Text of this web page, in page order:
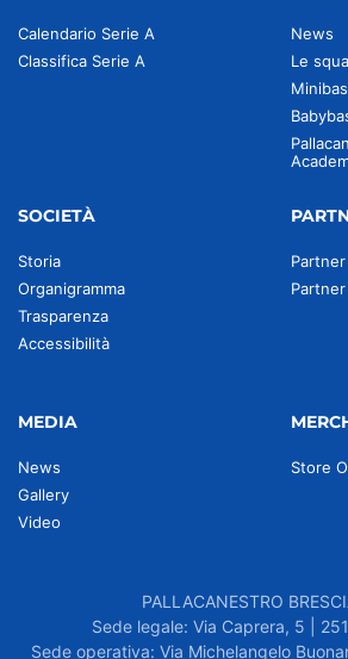
Calendario Serie A
Classifica Serie A
News
Le
SOCIETÀ
Storia
Organigramma
Trasparenza
Accessibilità
MEDIA
News
Gallery
Video
Store
PALLACANESTRO
Sede legale: Via Caprera, 5 |
Sede operativa: Via Michelangelo